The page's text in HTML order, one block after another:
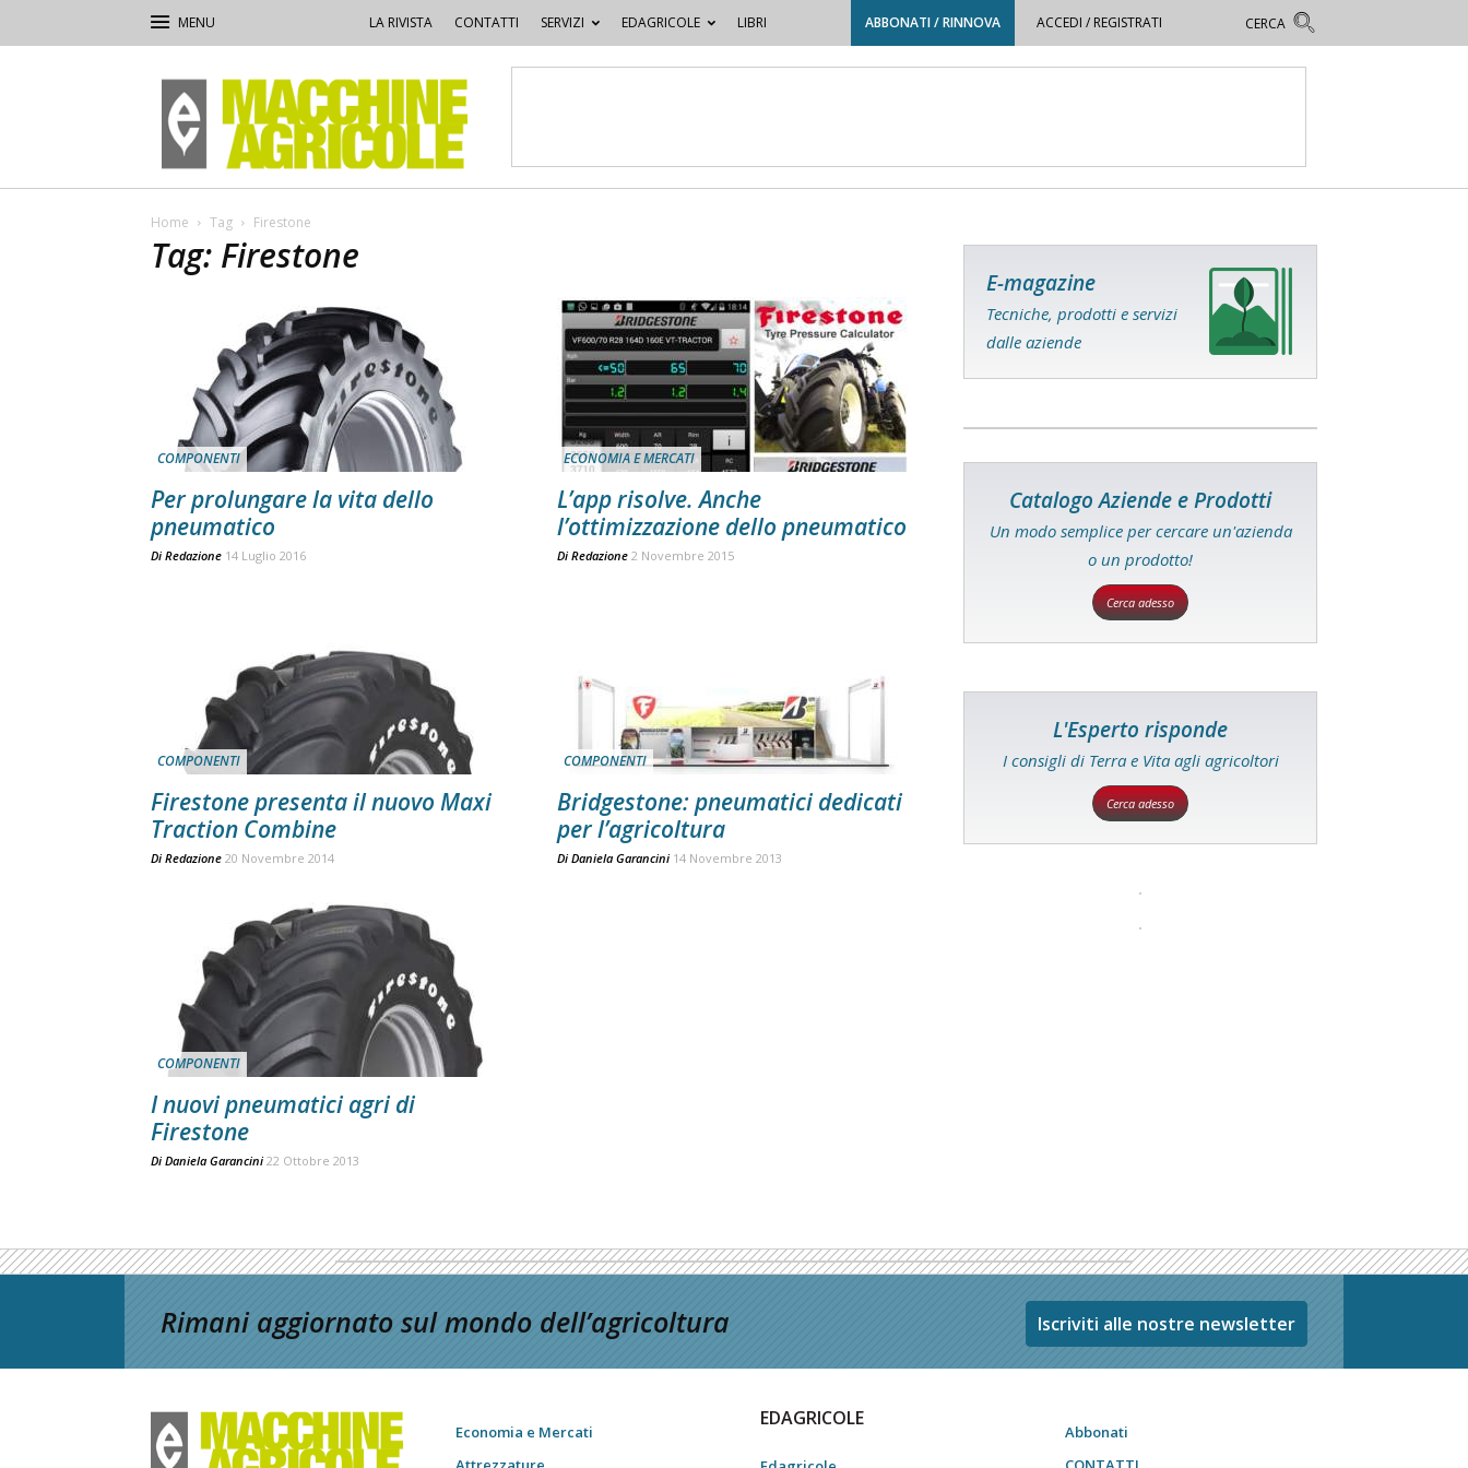
LA RIVISTA CONTATTI SERVIZI EDAGRICOLE LIBRI ABBONATI / RINNOVA ACCEDI / REGISTRATI
Macchine
Agricole
Home Tag Firestone
Tag: Firestone
COMPONENTI
Per prolungare la vita dello
pneumatico
Di Redazione 14 Luglio 2016
ECONOMIA E MERCATI
L’app risolve. Anche
l’ottimizzazione dello pneumatico
Di Redazione 2 Novembre 2015
COMPONENTI
Firestone presenta il nuovo Maxi
Traction Combine
Di Redazione 20 Novembre 2014
COMPONENTI
Bridgestone: pneumatici dedicati
per l’agricoltura
Di Daniela Garancini 14 Novembre 2013
COMPONENTI
I nuovi pneumatici agri di
Firestone
Di Daniela Garancini 22 Ottobre 2013
E-magazine
Tecniche, prodotti e servizi
dalle aziende
Catalogo Aziende e Prodotti
Un modo semplice per cercare un'azienda
o un prodotto!
Cerca adesso
L'Esperto risponde
I consigli di Terra e Vita agli agricoltori
Cerca adesso
Rimani aggiornato sul mondo dell’agricoltura Iscriviti alle nostre newsletter
Economia e Mercati
EDAGRICOLE
Abbonati